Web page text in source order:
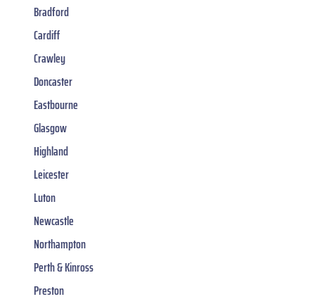
Bradford
Cardiff
Crawley
Doncaster
Eastbourne
Glasgow
Highland
Leicester
Luton
Newcastle
Northampton
Perth & Kinross
Preston